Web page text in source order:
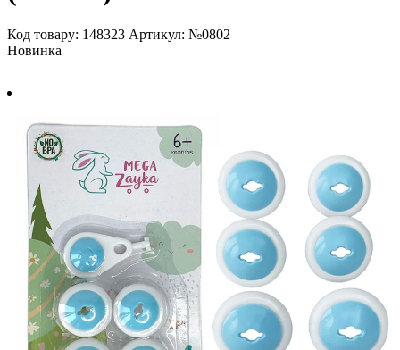
Код товару: 148323 Артикул: №0802
Новинка